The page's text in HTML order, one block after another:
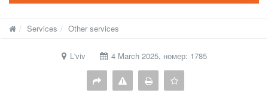
Services Other services
L'viv 4 March 2025, номер: 1785